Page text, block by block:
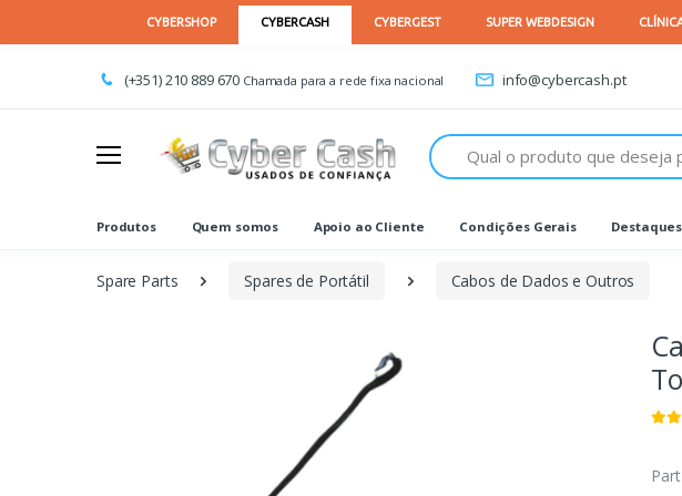
(+351) 210 889 670 Chamada para a rede fixa nacional info@cybercash.pt
Procurar
Produtos Quem somos Apoio ao Cliente Condições Gerais Destaques
Spare Parts Spares de Portátil Cabos de Dados e Outros